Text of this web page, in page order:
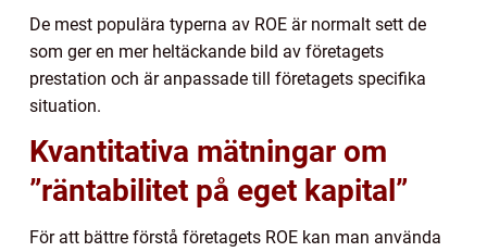
De mest populära typerna av ROE är normalt sett de
som ger en mer heltäckande bild av företagets
prestation och är anpassade till företagets specifika
situation.
Kvantitativa mätningar om
”räntabilitet på eget kapital”
För att bättre förstå företagets ROE kan man använda